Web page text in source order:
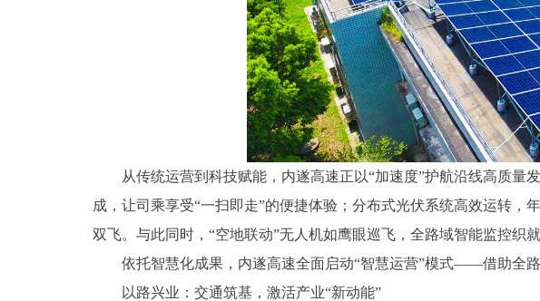
从传统运营到科技赋能，内遂高速正以“加速度”护航沿线高质量
成，让司乘享受“一扫即走”的便捷体验；分布式光伏系统高效运转
双飞。与此同时，“空地联动”无人机如鹰眼巡飞，全路域智能监控织
依托智慧化成果，内遂高速全面启动“智慧运营”模式——借助全
以路兴业：交通筑基，激活产业“新动能”